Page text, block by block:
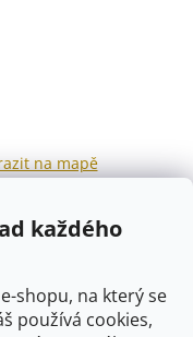
každého
shopu, na který se
používá cookies,
na mapě